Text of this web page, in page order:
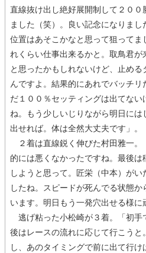
直線抜け出し絶好展開制して２０
ました（笑）。良い記念になりま
位置はあそこかなと思って狙って
れくらい仕事出来るかと。取鳥君が
と思ったかもしれないけど、止め
んですよ。結果的にあれでバッチリ
だ１００％セッティングは出てな
ね。もう少しいじりながら明日に
出せれば。体は全然大丈夫です」。
２着は直線鋭く伸びた村田雅一。
的には悪くなかったですね。最後
しようと思って。匠栄（中本）が
したね。スピードが死んでる状態
います。明日もう一発穴出せる様に
逃げ粘った小松崎が３着。「初手
後はレースの流れに応じて行こうと
し、あのタイミングで前に出て行